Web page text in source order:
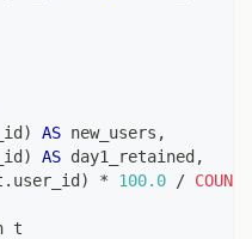
) AS new_users ,
) AS day1_retained ,
. user_id ) * 100.0 / COUNT
t